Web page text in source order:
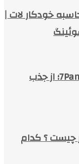
خودکار لات |
خدمات شبکه‌های اجتماعی 7Panel؛ از جذب
چیست ؟ کدام